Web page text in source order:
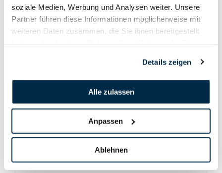
soziale Medien, Werbung und Analysen weiter. Unsere
Partner führen diese Informationen möglicherweise mit
weiteren Daten zusammen, die Sie ihnen bereitgestellt
Details zeigen
Alle zulassen
Anpassen
Ablehnen